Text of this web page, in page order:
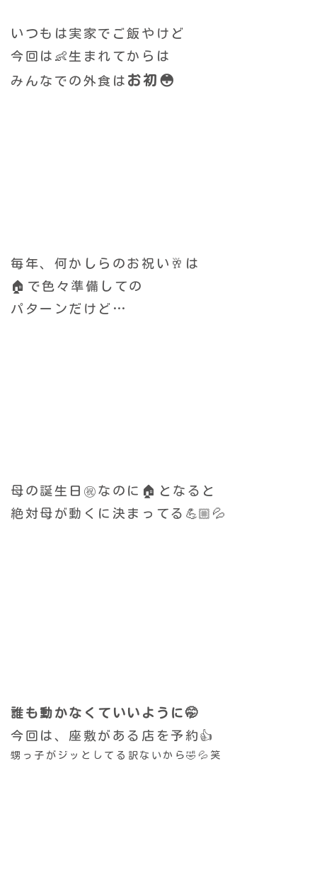
いつもは実家で ご飯やけど
今回は👶生まれてからは
みんなでの外食は お初😳
毎年、何かしらのお祝い🥂は
🏠で色々準備しての
パターンだけど…
母の誕生日㊗️なのに🏠となると
絶対母が動くに決まってる💪🏼💦
誰も動かなくていいように🤭
今回は、座敷がある店を予約👍
甥っ子がジッとしてる訳ないから🤣💦笑